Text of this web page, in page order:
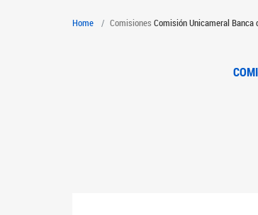
Home Comisiones Comisión Unicameral Banca